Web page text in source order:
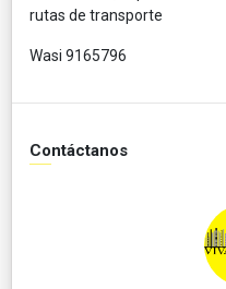
rutas de transporte
Wasi 9165796
Contáctanos